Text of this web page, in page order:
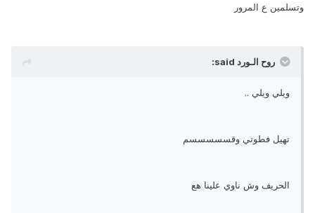
وتسلمين ع المرور
روح الـورد said:
ويلي ويلي ..
تهيل فطوتي وقسسسسسم
الحريف وش ناوي علينا هع